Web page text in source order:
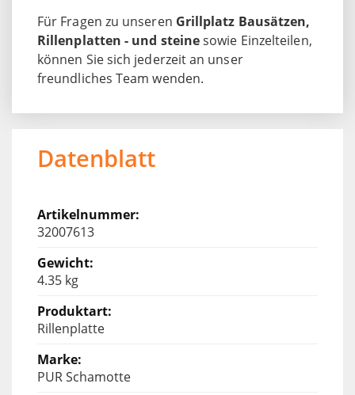
Für Fragen zu unseren Grillplatz Bausätzen,
Rillenplatten - und steinesowie Einzelteilen,
können Sie sich jederzeit an unser
freundliches Team wenden.
Datenblatt
32007613
4.35 kg
Rillenplatte
PUR Schamotte